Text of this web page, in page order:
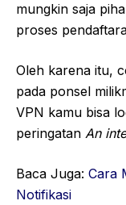
mungkin saja
proses
Oleh karena itu,
pada ponsel
VPN kamu bisa
peringatan An
Baca Juga: Cara
Notifikasi